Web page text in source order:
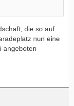
die so auf
nun eine
angeboten